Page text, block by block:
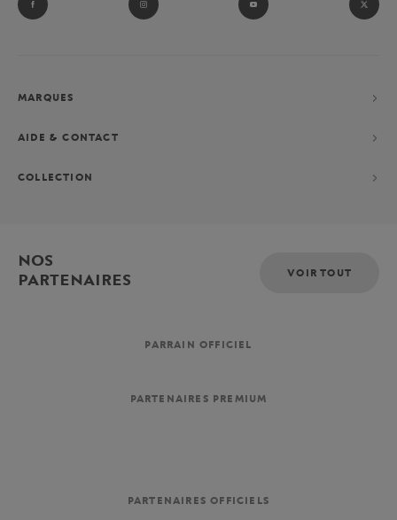
MARQUES
AIDE & CONTACT
COLLECTION
NOS
PARTENAIRES
VOIR TOUT
PARRAIN OFFICIEL
PARTENAIRES PREMIUM
PARTENAIRES OFFICIELS